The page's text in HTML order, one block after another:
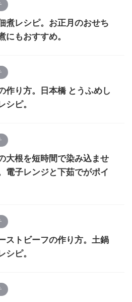
煮レシピ。お正月のおせち
にもおすすめ。
作り方。日本橋 とうふめし
シピ。
大根を短時間で染み込ませ
電子レンジと下茹でがポイ
ストビーフの作り方。土鍋
シピ。